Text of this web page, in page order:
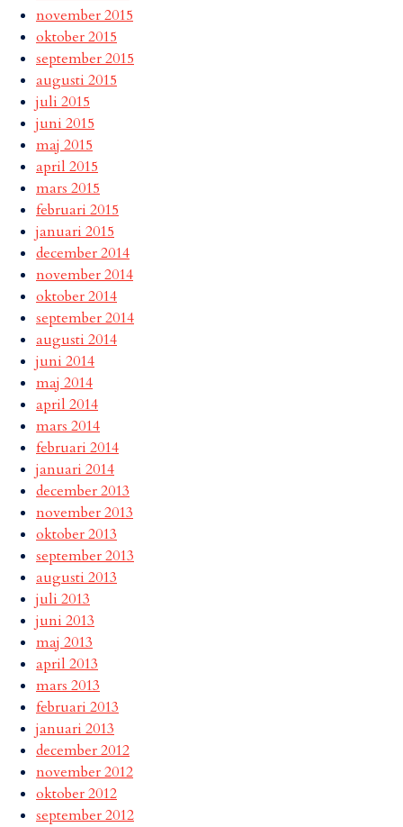
november 2015
oktober 2015
september 2015
augusti 2015
juli 2015
juni 2015
maj 2015
april 2015
mars 2015
februari 2015
januari 2015
december 2014
november 2014
oktober 2014
september 2014
augusti 2014
juni 2014
maj 2014
april 2014
mars 2014
februari 2014
januari 2014
december 2013
november 2013
oktober 2013
september 2013
augusti 2013
juli 2013
juni 2013
maj 2013
april 2013
mars 2013
februari 2013
januari 2013
december 2012
november 2012
oktober 2012
september 2012